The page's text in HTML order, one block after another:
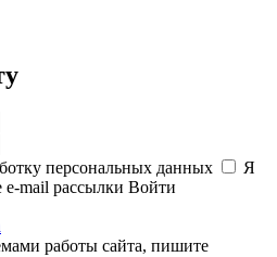
персональных данных
Я
e-mail рассылки Войти
работы сайта, пишите